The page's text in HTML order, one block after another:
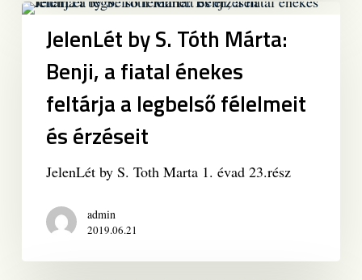
a
rezgésével”
JelenLét
Márta:
Benji,
énekes
legbelső
JelenLét by S. Tóth Márta:
Benji, a fiatal énekes
feltárja a legbelső félelmeit
és érzéseit
JelenLét by S. Toth Marta 1. évad 23.rész
admin
2019.06.21